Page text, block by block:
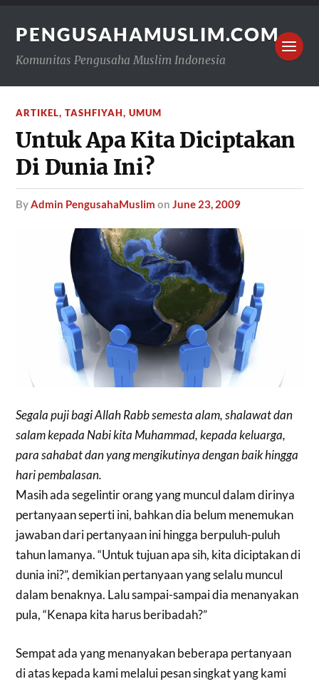
PENGUSAHAMUSLIM.COM
Komunitas Pengusaha Muslim Indonesia
ARTIKEL,TASHFIYAH,UMUM
Untuk Apa Kita Diciptakan
Di Dunia Ini?
byAdmin PengusahaMuslim onJune 23, 2009
Segala puji bagi Allah Rabb semesta alam, shalawat dan
salam kepada Nabi kita Muhammad, kepada keluarga,
para sahabat dan yang mengikutinya dengan baikhingga
hari pembalasan.
Masih ada segelintir orang yang muncul dalam dirinya
pertanyaan seperti ini, bahkan dia belum menemukan
jawaban dari pertanyaan ini hingga berpuluh-puluh
tahun lamanya. “Untuktujuan apa sih, kita diciptakan di
dunia ini?”, demikian pertanyaan yang selalu muncul
dalam benaknya. Lalu sampai-sampai dia menanyakan
pula, “Kenapa kita harus beribadah?”
Sempat ada yang menanyakan beberapa pertanyaan
di atas kepada kami melalui pesan singkat yang kami